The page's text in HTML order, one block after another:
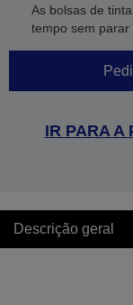
As bolsas de
tempo sem parar
IR PARA A
Descrição geral